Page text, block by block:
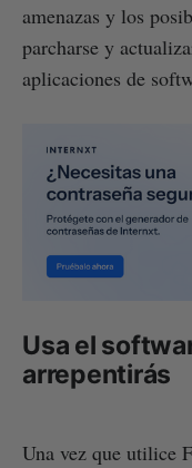
amenazas y los
parcharse y
aplicaciones de
Usa el
arrepentirás
Una vez que utilice